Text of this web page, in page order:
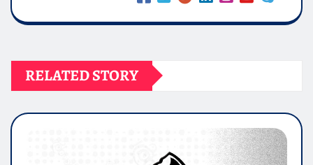
RELATED STORY